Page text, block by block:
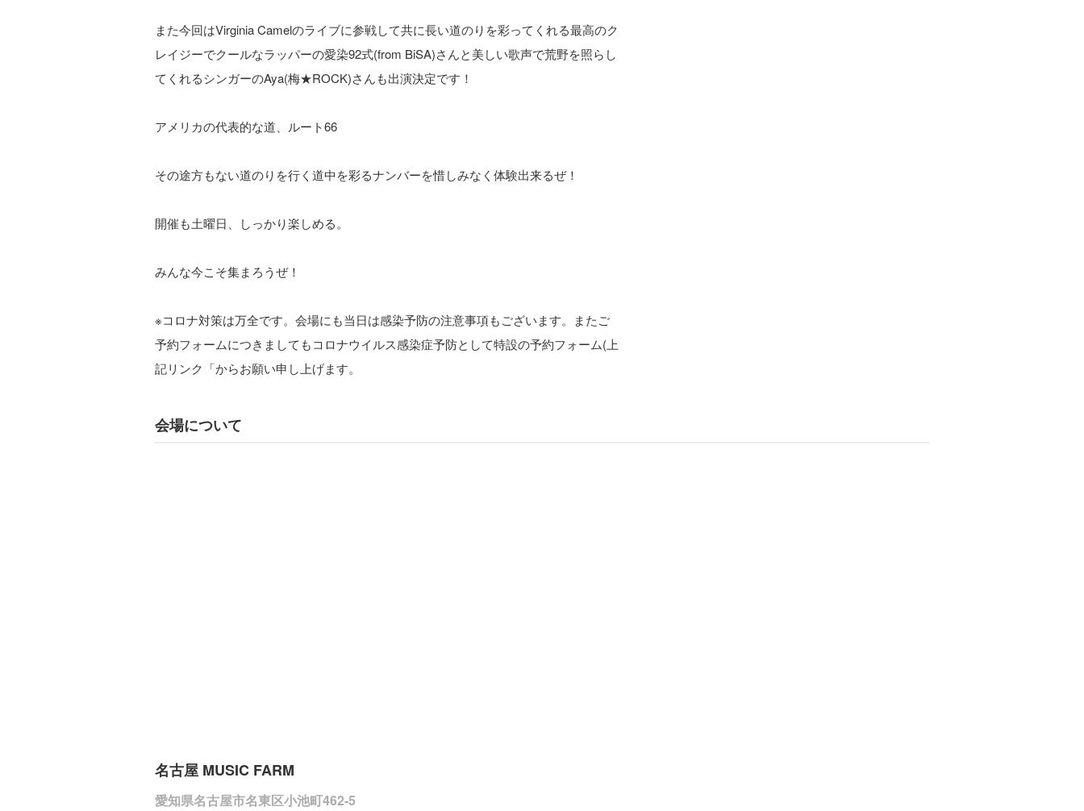
また今回はVirginia Camelのライブに参戦して共に長い道のりを彩ってくれる最高のク
レイジーでクールなラッパーの愛染92式(from BiSA)さんと美しい歌声で荒野を照らし
てくれるシンガーのAya(梅★ROCK)さんも出演決定です！
アメリカの代表的な道、ルート66
その途方もない道のりを行く道中を彩るナンバーを惜しみなく体験出来るぜ！
開催も土曜日、しっかり楽しめる。
みんな今こそ集まろうぜ！
※コロナ対策は万全です。会場にも当日は感染予防の注意事項もございます。またご
予約フォームにつきましてもコロナウイルス感染症予防として特設の予約フォーム(上
記リンク「からお願い申し上げます。
会場について
名古屋 MUSIC FARM
愛知県名古屋市名東区小池町462-5